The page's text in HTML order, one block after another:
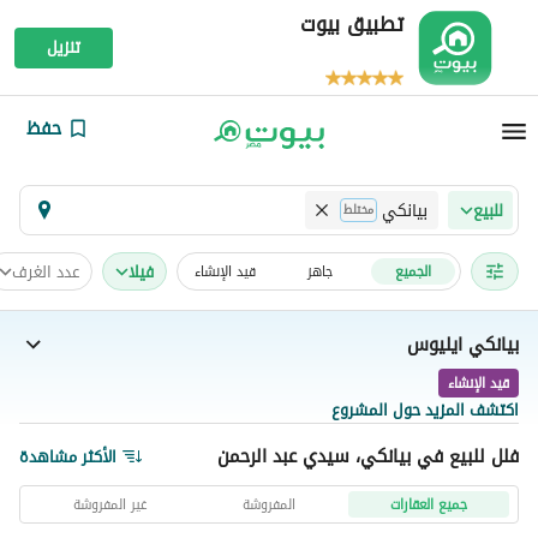
تطبيق بيوت
تنزيل
حفظ
للبيع بيانكي مختلط
الجميع جاهز قيد الإنشاء فیلا عدد الغرف
بيانكي ايليوس
قيد الإنشاء
اكتشف المزيد حول المشروع
فلل للبيع في بيانكي، سيدي عبد الرحمن الأكثر مشاهدة
جميع العقارات المفروشة غير المفروشة